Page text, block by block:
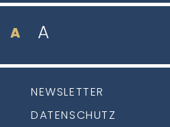
A A
NEWSLETTER
DATENSCHUTZ